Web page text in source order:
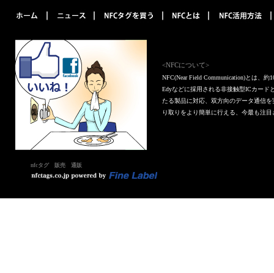
<NFCについて>
NFC(Near Field Communication)とは、
Edyなどに採用される非接触型ICカード
たる製品に対応、双方向のデータ通信
り取りをより簡単に行える、今最も注
nfcタグ 販売 通販